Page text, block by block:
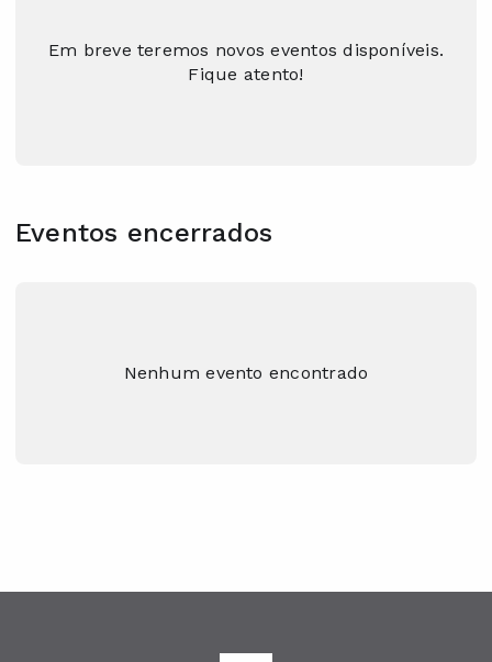
Em breve teremos novos eventos disponíveis.
Fique atento!
Eventos encerrados
Nenhum evento encontrado